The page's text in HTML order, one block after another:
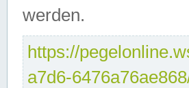
werden.
https://
a7d6-